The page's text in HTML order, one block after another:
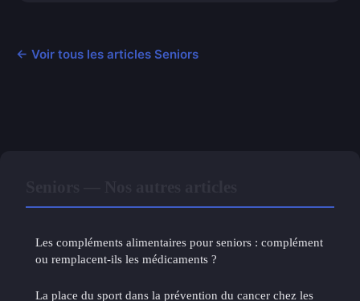
← Voir tous les articles Seniors
Les compléments alimentaires pour seniors : complément
ou remplacent-ils les médicaments ?
La place du sport dans la prévention du cancer chez les